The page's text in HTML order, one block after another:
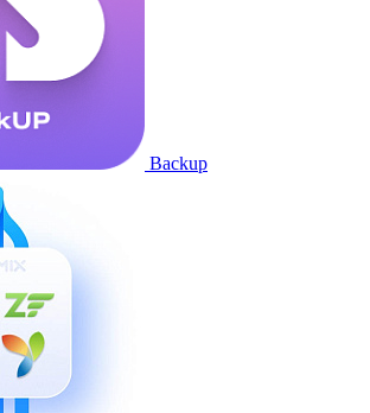
Backup